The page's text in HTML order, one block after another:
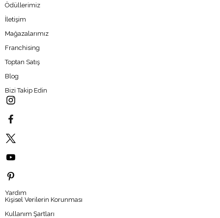
Ödüllerimiz
İletişim
Mağazalarımız
Franchising
Toptan Satış
Blog
Bizi Takip Edin
Yardım
Kişisel Verilerin Korunması
Kullanım Şartları